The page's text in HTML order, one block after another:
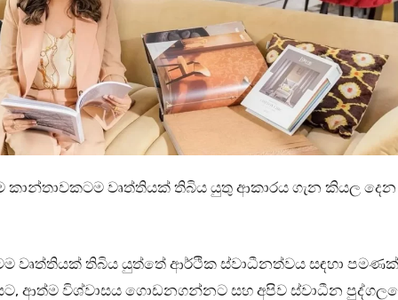
කාන්තාවකටම වෘත්තියක් තිබිය යුතු ආකාරය ගැන කියල
වෘත්තියක් තිබිය යුත්තේ ආර්ථික ස්වාධීනත්වය සඳහා
ආත්ම විශ්වාසය ගොඩනගන්නට සහ අපිව ස්වාධීන